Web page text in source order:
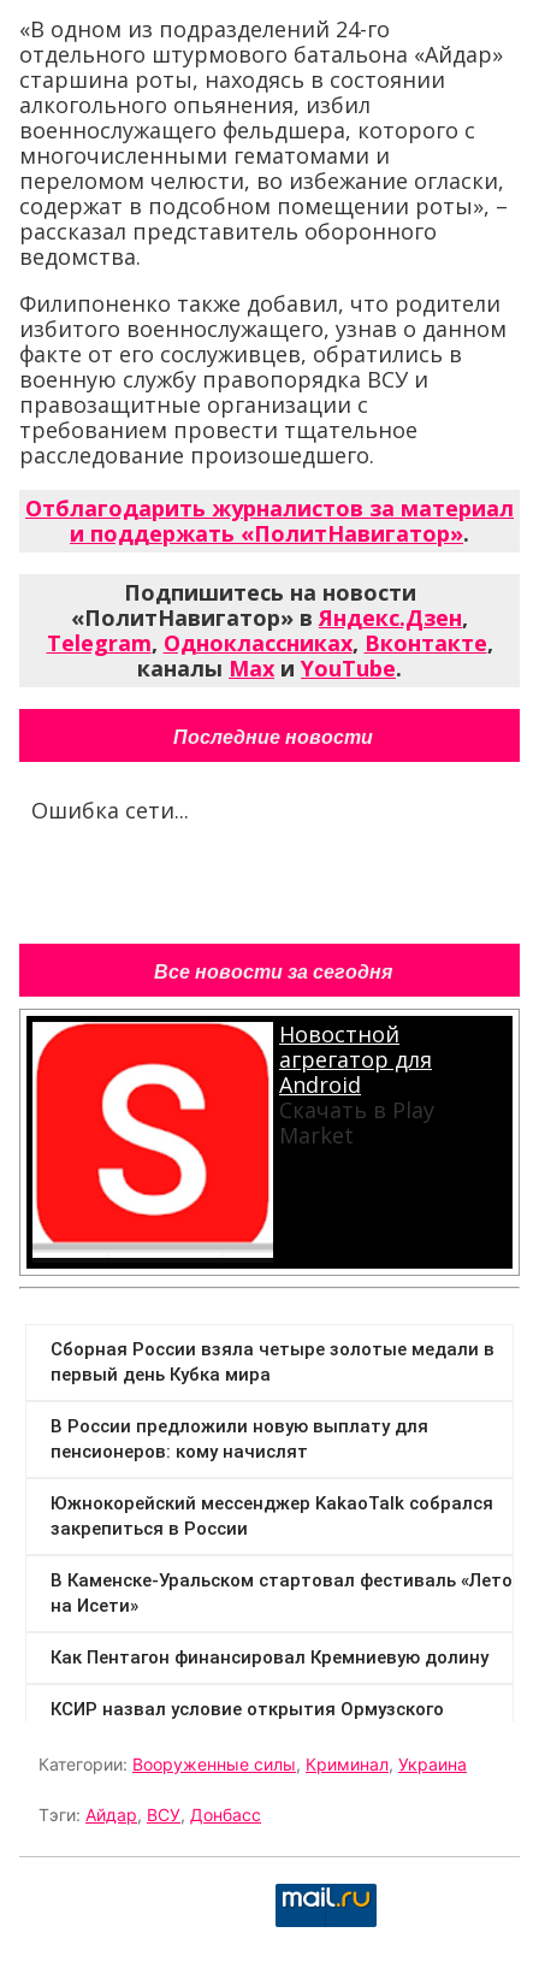
«В одном из подразделений 24-го
отдельного штурмового батальона «Айдар»
старшина роты, находясь в состоянии
алкогольного опьянения, избил
военнослужащего фельдшера, которого с
многочисленными гематомами и
переломом челюсти, во избежание огласки,
содержат в подсобном помещении роты», –
рассказал представитель оборонного
ведомства.
Филипоненко также добавил, что родители
избитого военнослужащего, узнав о данном
факте от его сослуживцев, обратились в
военную службу правопорядка ВСУ и
правозащитные организации с
требованием провести тщательное
расследование произошедшего.
Отблагодарить журналистов за материал
и поддержать «ПолитНавигатор».
Подпишитесь на новости
«ПолитНавигатор» вЯндекс.Дзен,
Telegram, Одноклассниках, Вконтакте,
каналы Max и YouTube.
Последние новости
Ошибка сети...
Все новости за сегодня
Новостной
агрегатор для
Android
Скачать в Play
Market
Категории: Вооруженные силы, Криминал, Украина
Тэги: Айдар, ВСУ, Донбасс